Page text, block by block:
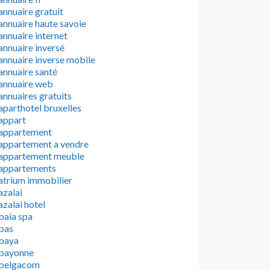
gratuit
haute savoie
internet
inversé
inverse mobile
santé
web
gratuits
bruxelles
a vendre
meuble
immobilier
hotel
spa